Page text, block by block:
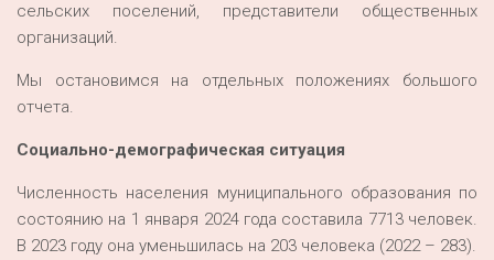
сельских поселений, представители общественных
организаций.
Мы остановимся на отдельных положениях большого
отчета.
Социально-демографическая ситуация
Численность населения муниципального образования по
состоянию на 1 января 2024 года составила 7713 человек.
В 2023 году она уменьшилась на 203 человека (2022 – 283).